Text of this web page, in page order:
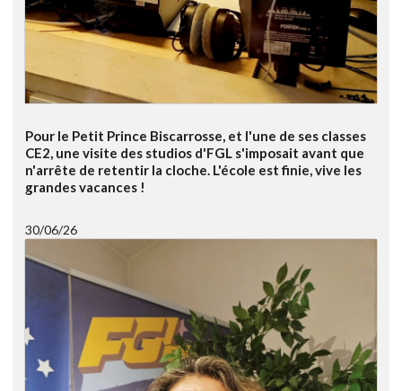
Pour le Petit Prince Biscarrosse, et l'une de ses classes
CE2, une visite des studios d'FGL s'imposait avant que
n'arrête de retentir la cloche. L'école est finie, vive les
grandes vacances !
30/06/26